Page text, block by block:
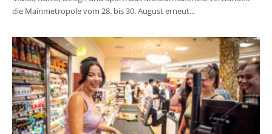
die Mainmetropole vom 28. bis 30. August erneut...